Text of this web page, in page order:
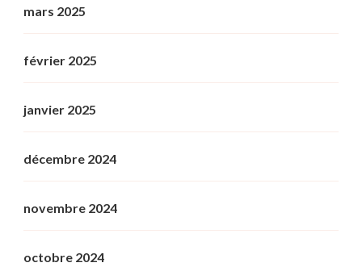
mars 2025
février 2025
janvier 2025
décembre 2024
novembre 2024
octobre 2024